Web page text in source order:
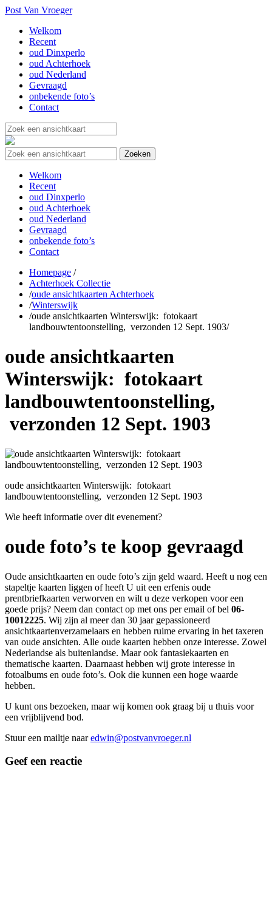
Post Van Vroeger
Welkom
Recent
oud Dinxperlo
oud Achterhoek
oud Nederland
Gevraagd
onbekende foto’s
Contact
Welkom
Recent
oud Dinxperlo
oud Achterhoek
oud Nederland
Gevraagd
onbekende foto’s
Contact
Homepage /
Achterhoek Collectie
/oude ansichtkaarten Achterhoek
/Winterswijk
/oude ansichtkaarten Winterswijk: fotokaart
landbouwtentoonstelling, verzonden 12 Sept. 1903/
oude ansichtkaarten
Winterswijk: fotokaart
landbouwtentoonstelling,
verzonden 12 Sept. 1903
oude ansichtkaarten Winterswijk: fotokaart
landbouwtentoonstelling, verzonden 12 Sept. 1903
Wie heeft informatie over dit evenement?
oude foto’s te koop gevraagd
Oude ansichtkaarten en oude foto’s zijn geld waard. Heeft u nog een
stapeltje kaarten liggen of heeft U uit een erfenis oude
prentbriefkaarten verworven en wilt u deze verkopen voor een
goede prijs? Neem dan contact op met ons per email of bel 06-
10012225. Wij zijn al meer dan 30 jaar gepassioneerd
ansichtkaartenverzamelaars en hebben ruime ervaring in het taxeren
van oude ansichten. Alle oude kaarten hebben onze interesse. Zowel
Nederlandse als buitenlandse. Maar ook fantasiekaarten en
thematische kaarten. Daarnaast hebben wij grote interesse in
fotoalbums en oude foto’s. Ook die kunnen een hoge waarde
hebben.
U kunt ons bezoeken, maar wij komen ook graag bij u thuis voor
een vrijblijvend bod.
Stuur een mailtje naaredwin@postvanvroeger.nl
Geef een reactie